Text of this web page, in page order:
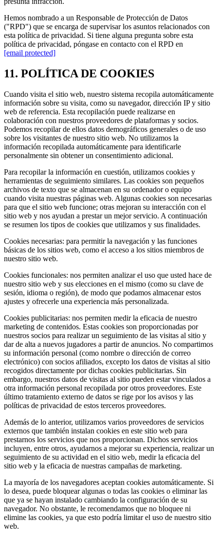
Hemos nombrado a un Responsable de Protección de Datos
("RPD") que se encarga de supervisar los asuntos relacionados con
esta política de privacidad. Si tiene alguna pregunta sobre esta
política de privacidad, póngase en contacto con el RPD en
[email protected]
11. POLÍTICA DE COOKIES
Cuando visita el sitio web, nuestro sistema recopila automáticamente
información sobre su visita, como su navegador, dirección IP y sitio
web de referencia. Esta recopilación puede realizarse en
colaboración con nuestros proveedores de plataformas y socios.
Podemos recopilar de ellos datos demográficos generales o de uso
sobre los visitantes de nuestro sitio web. No utilizamos la
información recopilada automáticamente para identificarle
personalmente sin obtener un consentimiento adicional.
Para recopilar la información en cuestión, utilizamos cookies y
herramientas de seguimiento similares. Las cookies son pequeños
archivos de texto que se almacenan en su ordenador o equipo
cuando visita nuestras páginas web. Algunas cookies son necesarias
para que el sitio web funcione; otras mejoran su interacción con el
sitio web y nos ayudan a prestar un mejor servicio. A continuación
se resumen los tipos de cookies que utilizamos y sus finalidades.
Cookies necesarias: para permitir la navegación y las funciones
básicas de los sitios web, como el acceso a los sitios miembros de
nuestro sitio web.
Cookies funcionales: nos permiten analizar el uso que usted hace de
nuestro sitio web y sus elecciones en el mismo (como su clave de
sesión, idioma o región), de modo que podamos almacenar estos
ajustes y ofrecerle una experiencia más personalizada.
Cookies publicitarias: nos permiten medir la eficacia de nuestro
marketing de contenidos. Estas cookies son proporcionadas por
nuestros socios para realizar un seguimiento de las visitas al sitio y
dar de alta a nuevos jugadores a partir de anuncios. No compartimos
su información personal (como nombre o dirección de correo
electrónico) con socios afiliados, excepto los datos de visitas al sitio
recogidos directamente por dichas cookies publicitarias. Sin
embargo, nuestros datos de visitas al sitio pueden estar vinculados a
otra información personal recopilada por otros proveedores. Este
último tratamiento externo de datos se rige por los avisos y las
políticas de privacidad de estos terceros proveedores.
Además de lo anterior, utilizamos varios proveedores de servicios
externos que también instalan cookies en este sitio web para
prestarnos los servicios que nos proporcionan. Dichos servicios
incluyen, entre otros, ayudarnos a mejorar su experiencia, realizar un
seguimiento de su actividad en el sitio web, medir la eficacia del
sitio web y la eficacia de nuestras campañas de marketing.
La mayoría de los navegadores aceptan cookies automáticamente. Si
lo desea, puede bloquear algunas o todas las cookies o eliminar las
que ya se hayan instalado cambiando la configuración de su
navegador. No obstante, le recomendamos que no bloquee ni
elimine las cookies, ya que esto podría limitar el uso de nuestro sitio
web.